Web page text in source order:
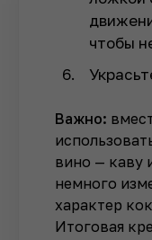
чтобы
Важно:
вино — каву
немного
характер
Итоговая